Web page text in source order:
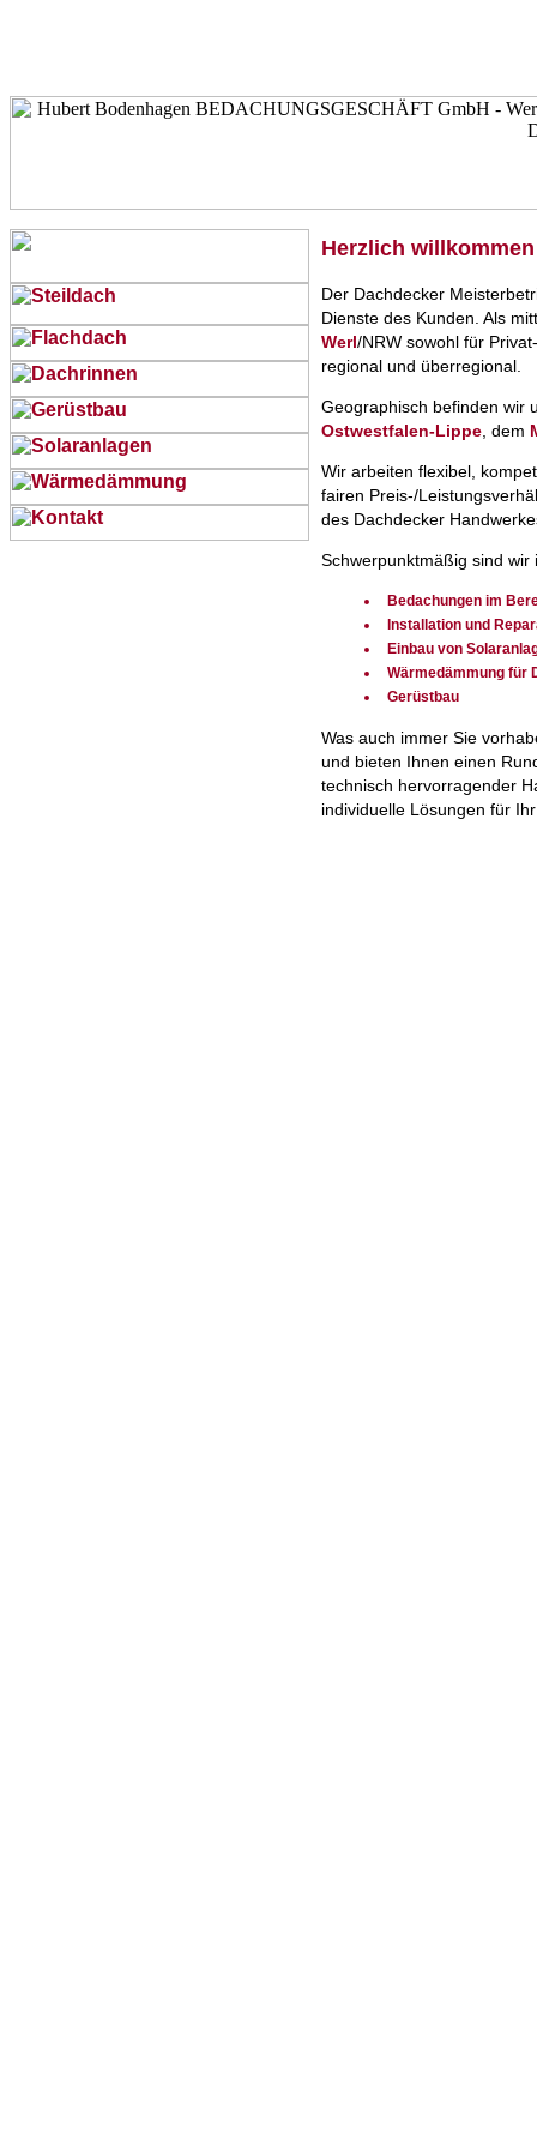
Herzlich
Der Dachdecker
Dienste des Kunden. Als
Werl/NRW sowohl für
regional und überregional.
Geographisch befinden wir
Ostwestfalen-Lippe , dem
Wir arbeiten flexibel,
fairen Preis-/
des Dachdecker
Schwerpunktmäßig sind
Bedachungen im
Installation und
Einbau von
Wärmedämmung für
Gerüstbau
Was auch immer Sie
und bieten Ihnen einen
technisch hervorragender
individuelle Lösungen für